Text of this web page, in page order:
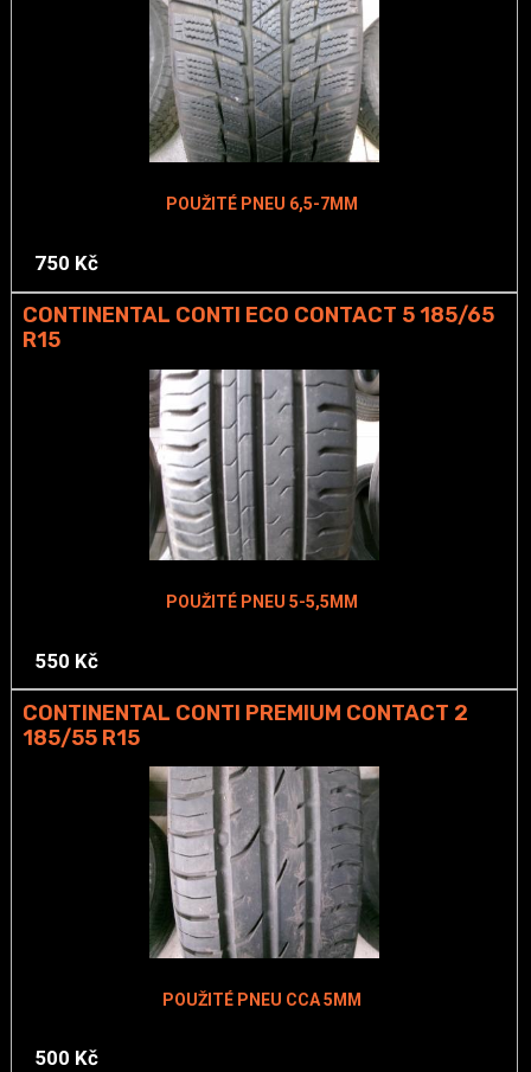
POUŽITÉ PNEU 6,5-7MM
750 Kč
CONTINENTAL CONTI ECO CONTACT 5 185/65
R15
POUŽITÉ PNEU 5-5,5MM
550 Kč
CONTINENTAL CONTI PREMIUM CONTACT 2
185/55 R15
POUŽITÉ PNEU CCA 5MM
500 Kč